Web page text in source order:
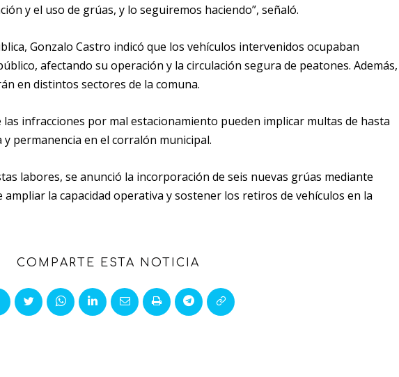
y el uso de grúas, y lo seguiremos haciendo”, señaló.
Gonzalo Castro indicó que los vehículos intervenidos ocupaban
afectando su operación y la circulación segura de peatones. Además,
en distintos sectores de la comuna.
infracciones por mal estacionamiento pueden implicar multas de hasta
permanencia en el corralón municipal.
labores, se anunció la incorporación de seis nuevas grúas mediante
la capacidad operativa y sostener los retiros de vehículos en la
COMPARTE ESTA NOTICIA